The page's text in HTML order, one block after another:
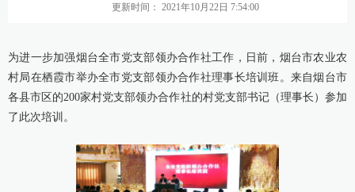
康桥法治研究院
更新时间： 2021年10月22日 7:54:00
为进一步加强烟台全市党支部领办合作社工作，日前，烟台市农业农
村局在栖霞市举办全市党支部领办合作社理事长培训班。来自烟台市
各县市区的200家村党支部领办合作社的村党支部书记（理事长）参加
了此次培训。